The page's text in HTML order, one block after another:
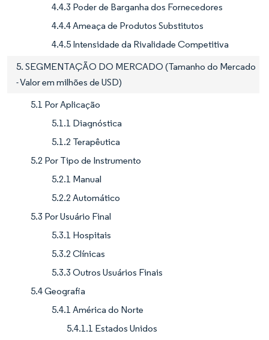
4.4.3 Poder de Barganha dos Fornecedores
4.4.4 Ameaça de Produtos Substitutos
4.4.5 Intensidade da Rivalidade Competitiva
5. SEGMENTAÇÃO DO MERCADO (Tamanho do Mercado
- Valor em milhões de USD)
5.1 Por Aplicação
5.1.1 Diagnóstica
5.1.2 Terapêutica
5.2 Por Tipo de Instrumento
5.2.1 Manual
5.2.2 Automático
5.3 Por Usuário Final
5.3.1 Hospitais
5.3.2 Clínicas
5.3.3 Outros Usuários Finais
5.4 Geografia
5.4.1 América do Norte
5.4.1.1 Estados Unidos